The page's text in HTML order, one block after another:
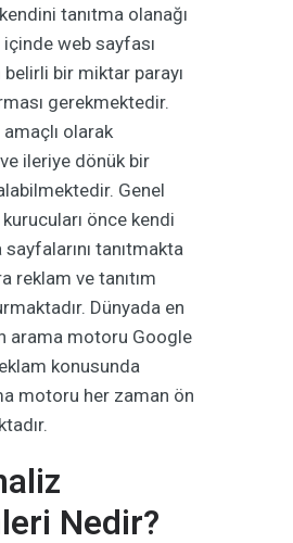
tanıtma olanağı
web sayfası
belirli bir miktar parayı
gerekmektedir.
amaçlı olarak
ileriye dönük bir
Genel
önce kendi
sayfalarını tanıtmakta
reklam ve tanıtım
Dünyada en
arama motoru Google
konusunda
motoru her zaman ön
Nedir?